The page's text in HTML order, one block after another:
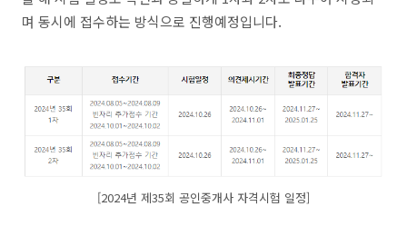
며 동시에 접수하는 방식으로 진행예정입니다.
[2024년 제35회 공인중개사 자격시험 일정]